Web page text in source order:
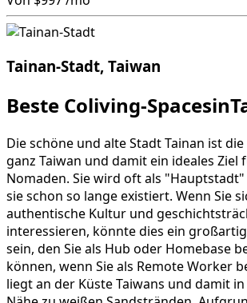
Tainan-Stadt, Taiwan
Beste Coliving-
Die schöne und alte Stadt Tainan ist
ganz Taiwan und damit ein ideales Ziel
Nomaden. Sie wird oft als
sie schon so lange existiert. Wenn Sie
authentische Kultur und
interessieren, könnte dies ein
sein, den Sie als Hub oder Homebase
können, wenn Sie als Remote Worker
liegt an der Küste Taiwans und damit